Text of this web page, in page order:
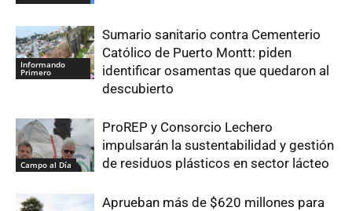
Informando
Primero
Sumario sanitario contra Cementerio
Católico de Puerto Montt: piden
identificar osamentas que quedaron al
descubierto
Campo al Día
ProREP y Consorcio Lechero
impulsarán la sustentabilidad y gestión
de residuos plásticos en sector lácteo
Aprueban más de $620 millones para